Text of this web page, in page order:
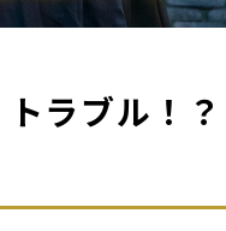
ラブル！